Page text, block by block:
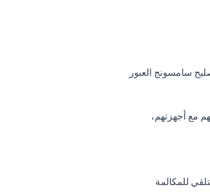
سامسونج العبور
مع أجهزتهم،
للمكالمة